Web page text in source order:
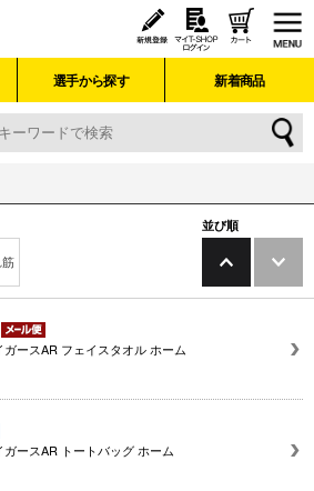
選手から探す 新着商品
並び順
ガースAR フェイスタオル ホーム
ガースAR トートバッグ ホーム